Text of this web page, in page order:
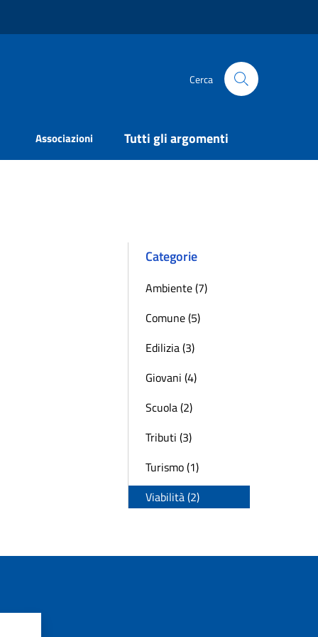
Cerca
Associazioni Tutti gli argomenti
Categorie
Ambiente (7)
Comune (5)
Edilizia (3)
Giovani (4)
Scuola (2)
Tributi (3)
Turismo (1)
Viabilità (2)